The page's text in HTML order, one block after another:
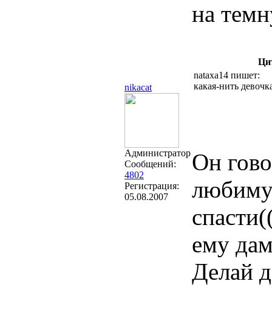
nikacat
Администратор
Сообщений:
4802
Регистрация:
05.08.2007
на
nataxa14 пишет:
какая-нить
Он
ему
Делай